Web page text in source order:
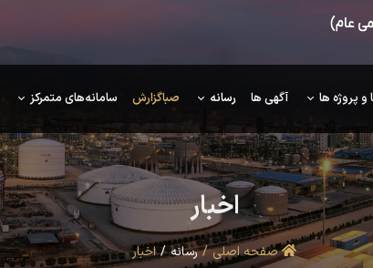
پروژه ها آگهی ها رسانه صباگزارش سامانه‌های متمرکز
اخبار
صفحه اصلی رسانه اخبار